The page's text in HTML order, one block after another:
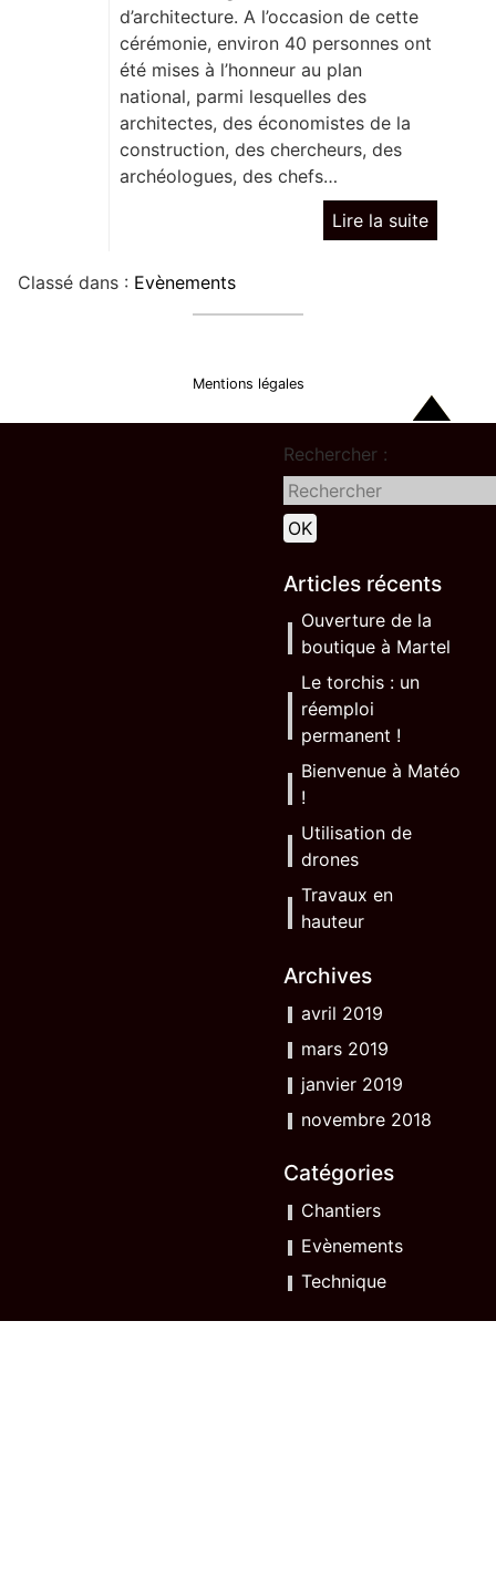
d’architecture. A l’occasion de cette
cérémonie, environ 40 personnes ont
été mises à l’honneur au plan
national, parmi lesquelles des
architectes, des économistes de la
construction, des chercheurs, des
archéologues, des chefs…
Lire la suite
Classé dans : Evènements
Mentions légales
Rechercher :
Articles récents
Ouverture de la
boutique à Martel
Le torchis : un
réemploi
permanent !
Bienvenue à Matéo
!
Utilisation de
drones
Travaux en
hauteur
Archives
avril 2019
mars 2019
janvier 2019
novembre 2018
Catégories
Chantiers
Evènements
Technique